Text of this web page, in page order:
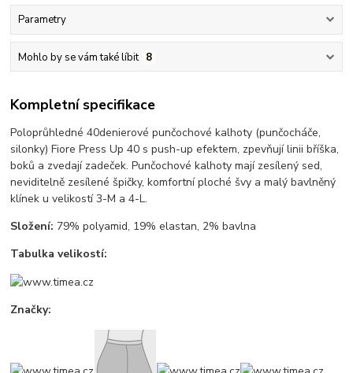
Parametry
Mohlo by se vám také líbit 8
Kompletní specifikace
Poloprůhledné 40denierové punčochové kalhoty (punčocháče,
silonky) Fiore Press Up 40 s push-up efektem, zpevňují linii bříška,
boků a zvedají zadeček. Punčochové kalhoty mají zesílený sed,
neviditelně zesílené špičky, komfortní ploché švy a malý bavlněný
klínek u velikostí 3-M a 4-L.
Složení: 79% polyamid, 19% elastan, 2% bavlna
Tabulka velikostí:
Značky: